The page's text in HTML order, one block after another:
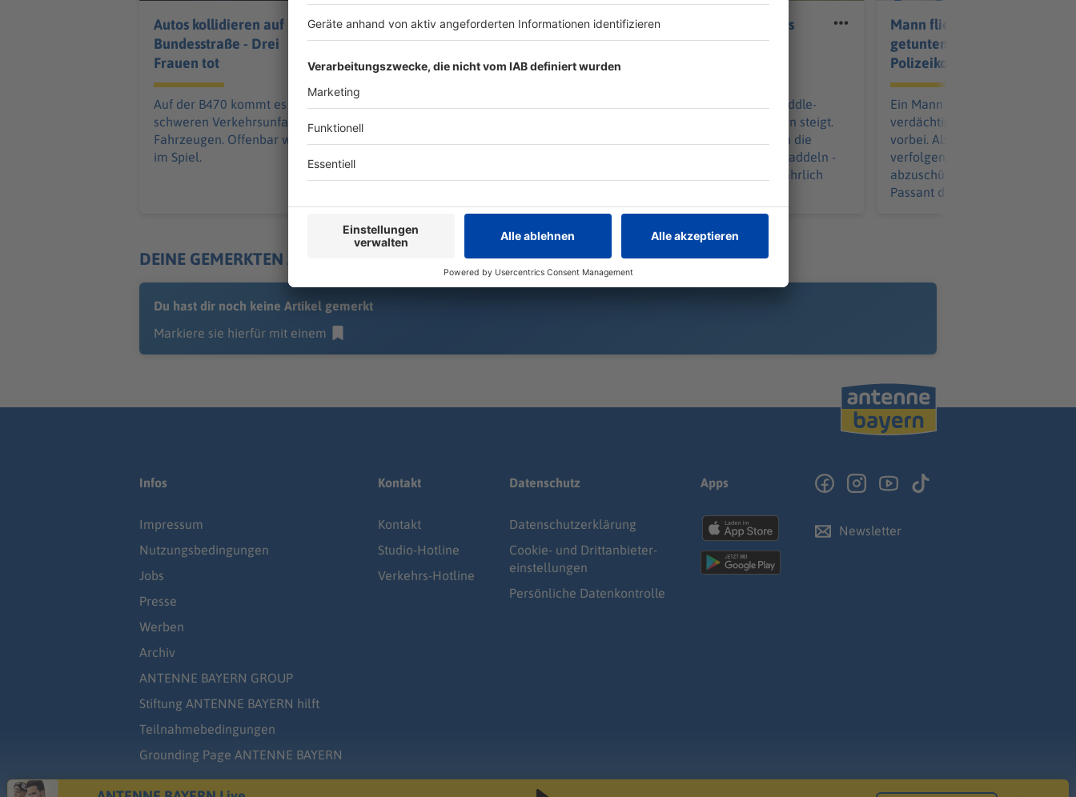
Autos kollidieren auf
Bundesstraße - Drei
Frauen tot
Auf der B470 kommt es zu einem
schweren Verkehrsunfall mit zwei
Fahrzeugen. Offenbar war Alkohol
im Spiel.
Bis zu 36 Grad -
vereinzelt kräftige
Gewitter für Bayern
Stand-up-Paddling: Was
auf dem Wasser zu
Die Zahl der Stand-up-Paddle-
Boards auf den Gewässern steigt.
Doch nicht überall dürfen die
Freizeitsportler entlang paddeln -
und das Hobby kann gefährlich
Mann flieht mit
getuntem E-Scooter vor
Polizeikontrolle
Ein Mann fährt auf einem E-
verdächtig schnell an der
vorbei. Als die Beamten ihn
verfolgen, versucht er sie
abzuschütteln. Dann hilft ein
Passant der Polizei.
DEINE GEMERKTEN ARTIKEL
Du hast dir noch keine Artikel gemerkt
Markiere sie hierfür mit einem
Infos
Impressum
Nutzungsbedingungen
Jobs
Presse
Werben
Archiv
ANTENNE BAYERN GROUP
Stiftung ANTENNE BAYERN hilft
Teilnahmebedingungen
Grounding Page ANTENNE BAYERN
Kontakt
Kontakt
Studio-Hotline
Verkehrs-Hotline
Datenschutz
Datenschutz­erklärung
Cookie- und Drittanbieter-
einstellungen
Persönliche Datenkontrolle
Apps
Newsletter